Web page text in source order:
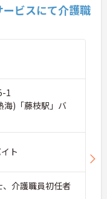
ビスにて介護職
1
海)「藤枝駅」バ
ト
介護職員初任者